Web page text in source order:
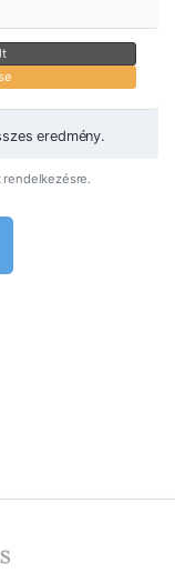
eredmény.
rendelkezésre.